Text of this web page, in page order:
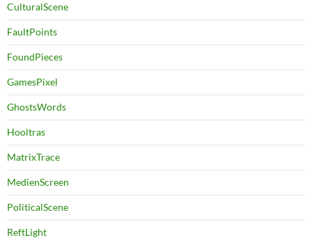
CulturalScene
FaultPoints
FoundPieces
GamesPixel
GhostsWords
Hooltras
MatrixTrace
MedienScreen
PoliticalScene
ReftLight